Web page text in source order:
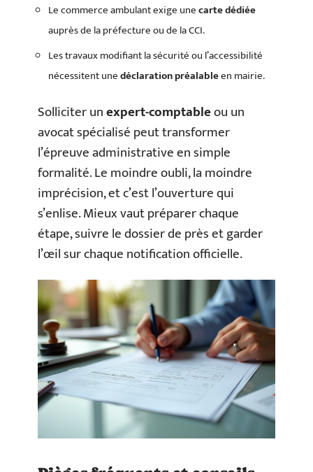
Le commerce ambulant exige unecarte dédiée
auprès de la préfecture ou de la CCI.
Les travaux modifiant la sécurité ou l’accessibilité
nécessitent unedéclaration préalableen mairie.
Solliciter unexpert-comptableou un
avocat spécialisé peut transformer
l’épreuve administrative en simple
formalité. Le moindre oubli, la moindre
imprécision, et c’est l’ouverture qui
s’enlise. Mieux vaut préparer chaque
étape, suivre le dossier de près et garder
l’œil sur chaque notification officielle.